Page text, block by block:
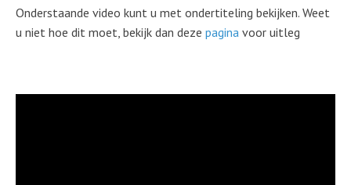
Onderstaande video kunt u met ondertiteling bekijken. Weet
u niet hoe dit moet, bekijk dan deze pagina voor uitleg